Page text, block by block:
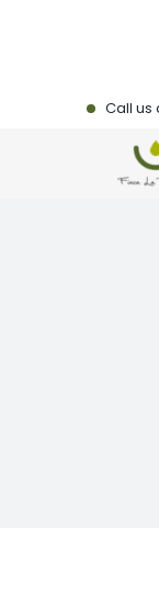
Call